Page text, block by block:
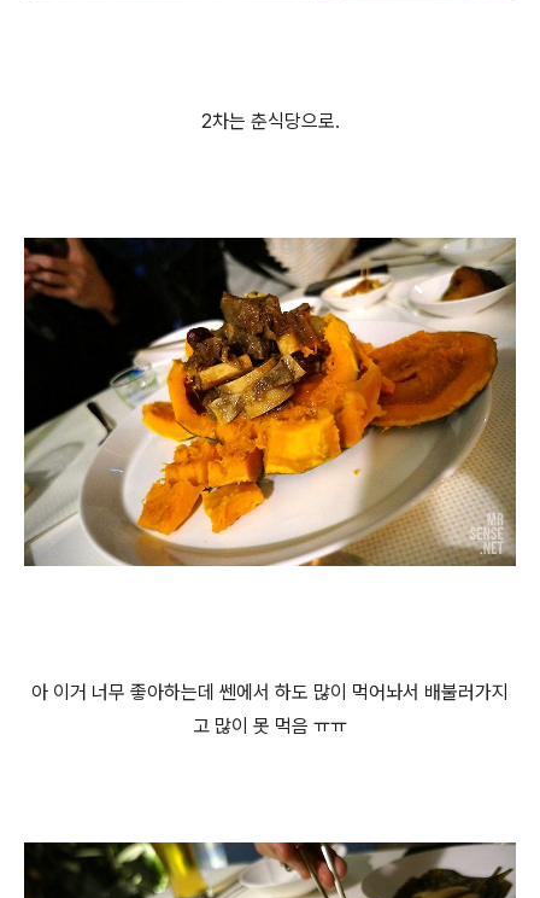
2차는 춘식당으로.
아 이거 너무 좋아하는데 쎈에서 하도 많이 먹어놔서 배불러가지
고 많이 못 먹음 ㅠㅠ